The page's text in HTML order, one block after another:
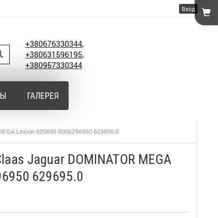
Вход
+380676330344,
+380631596195,
+380957330344
ГАЛЕРЕЯ
Lexion 629695 0006296950 629695.0
Jaguar DOMINATOR MEGA
629695.0